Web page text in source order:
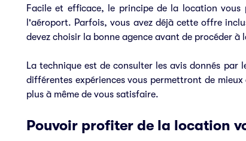
Facile et efficace, le principe de la location
l'aéroport. Parfois, vous avez déjà cette offre
devez choisir la bonne agence avant de procéder à
La technique est de consulter les avis donnés par
différentes expériences vous permettront de
plus à même de vous satisfaire.
Pouvoir profiter de la location